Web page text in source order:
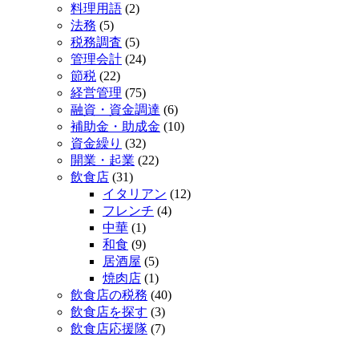
料理用語 (2)
法務 (5)
税務調査 (5)
管理会計 (24)
節税 (22)
経営管理 (75)
融資・資金調達 (6)
補助金・助成金 (10)
資金繰り (32)
開業・起業 (22)
飲食店 (31)
イタリアン (12)
フレンチ (4)
中華 (1)
和食 (9)
居酒屋 (5)
焼肉店 (1)
飲食店の税務 (40)
飲食店を探す (3)
飲食店応援隊 (7)